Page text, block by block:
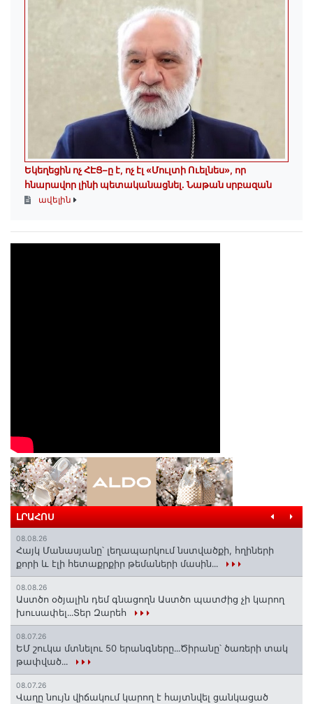
Եկեղեցին ոչ ՀԷՑ–ը է, ոչ էլ «Մուլտի Ուելնես», որ
հնարավոր լինի պետականացնել. Նաթան սրբազան
ավելին
ԼՐԱՀՈՍ
08.08.26
Հայկ Մանասյանը՝ լեղապարկում նստվածքի, հղիների
քորի և էլի հետաքրքիր թեմաների մասին․․․
08.08.26
Աստծո օծյալին դեմ գնացողն Աստծո պատժից չի կարող
խուսափել․․․Տեր Զարեհ
08.07.26
ԵՄ շուկա մտնելու 50 երանգները․․․Ծիրանը՝ ծառերի տակ
թափված․․․
08.07.26
Վաղը նույն վիճակում կարող է հայտնվել ցանկացած